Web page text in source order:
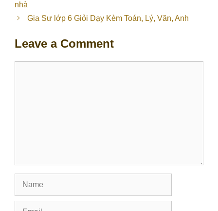
nhà
Gia Sư lớp 6 Giỏi Dạy Kèm Toán, Lý, Văn, Anh
Leave a Comment